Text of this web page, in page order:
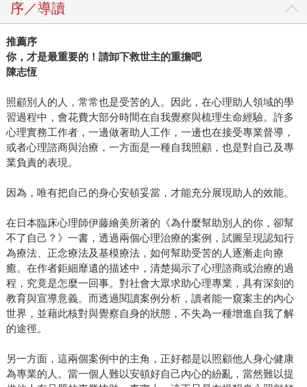
序／導讀
推薦序
你，才是最重要的！請卸下救世主的重擔吧
陳志恆
照顧別人的人，常常也是受苦的人。因此，在心理助人領域的學
習過程中，會花費大部分時間在自我覺察與梳理生命經驗。許多
心理實務工作者，一邊做著助人工作，一邊也在接受專業督導，
或者心理諮商與治療，一方面是一種自我照顧，也是對自己及專
業負責的表現。
因為，唯有把自己的身心安頓妥當，才能充分展現助人的效能。
在日本臨床心理師伊藤繪美所著的《為什麼幫助別人的你，卻幫
不了自己？》一書，透過兩個心理治療的案例，試圖呈現認知行
為療法、正念療法及基模療法，如何幫助受苦的人逐漸走向療
癒。在作者鉅細靡遺的描述中，清楚揭示了心理諮商或治療的過
程，究竟是怎麼一回事。對社會大眾求助心理專業，具有深刻的
教育與宣導意義。而透過閱讀案例分析，讀者能一窺案主的內心
世界，並藉此核對與覺察自身的狀態，不失為一種增進自我了解
的途徑。
另一方面，這兩個案例中的主角，正好都是以照顧他人身心健康
為專業的人。當一個人難以安頓好自己內心的紛亂，當然難以提